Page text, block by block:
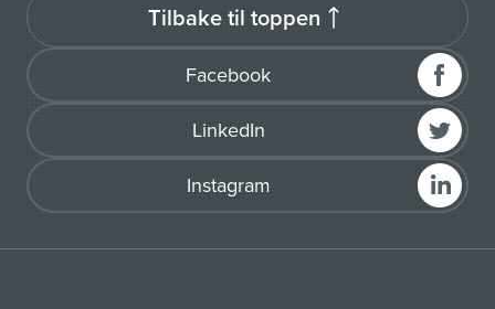
Facebook
LinkedIn
Instagram
Tilbake til toppen